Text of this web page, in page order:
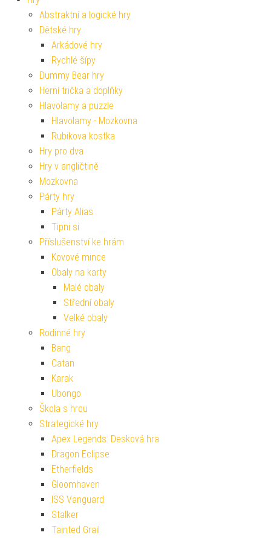
Abstraktní a logické hry
Dětské hry
Arkádové hry
Rychlé šípy
Dummy Bear hry
Herní trička a doplňky
Hlavolamy a puzzle
Hlavolamy - Mozkovna
Rubikova kostka
Hry pro dva
Hry v angličtině
Mozkovna
Párty hry
Párty Alias
Tipni si
Příslušenství ke hrám
Kovové mince
Obaly na karty
Malé obaly
Střední obaly
Velké obaly
Rodinné hry
Bang
Catan
Karak
Ubongo
Škola s hrou
Strategické hry
Apex Legends: Desková hra
Dragon Eclipse
Etherfields
Gloomhaven
ISS Vanguard
Stalker
Tainted Grail